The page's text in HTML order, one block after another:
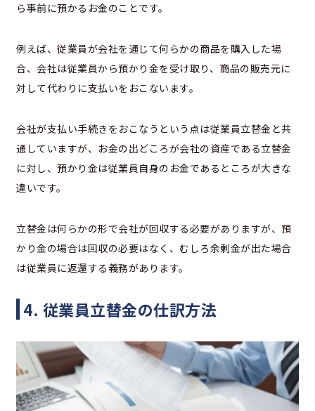
ら事前に預かるお金のことです。
例えば、従業員が会社を通じて何らかの商品を購入した場
合、会社は従業員から預かり金を受け取り、商品の販売元に
対して代わりに支払いをおこないます。
会社が支払い手続きをおこなうという点は従業員立替金と共
通していますが、お金の出どころが会社の資産である立替金
に対し、預かり金は従業員自身のお金であるところが大きな
違いです。
立替金は何らかの形で会社が回収する必要がありますが、預
かり金の場合は回収の必要はなく、むしろ余剰金が出た場合
は従業員に返還する義務があります。
4. 従業員立替金の仕訳方法